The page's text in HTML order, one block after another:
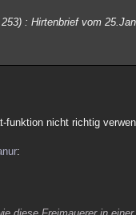
: Hirtenbrief vom
funktion nicht richtig
: